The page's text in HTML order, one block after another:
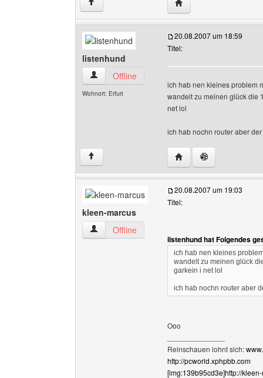
↑
listenhund
listenhund Benutzer-Profile anzeigen
Offline
Wohnort: Erfurt
20.08.2007 um 18:59
Titel:
ich hab nen kleines problem
wandelt zu meinen glück die
net lol
ich hab nochn router aber
↑ Website dieses
kleen-marcus
kleen-marcus Benutzer-Profile anzeigen
Offline
20.08.2007 um 19:03
Titel:
listenhund hat Folgendes
ich hab nen kleines
wandelt zu meinen glück
garkein i net lol
ich hab nochn router aber
Ooo
Reinschauen lohnt sich:
http://pcworld.xphpbb.com
[img:139b95cd3e]http://